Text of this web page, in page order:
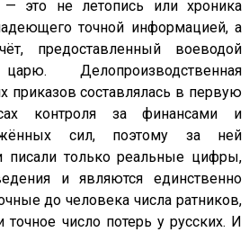
— это не летопись или хроника
точной информацией, а
предоставленный воеводой
Делопроизводственная
приказов составлялась в первую
контроля за финансами и
сил, поэтому за ней
писали только реальные цифры,
и являются единственно
до человека числа ратников,
число потерь у русских. И